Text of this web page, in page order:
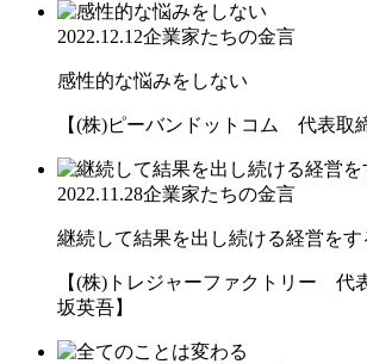
2022.12.12企業家たちの金言
感性的な悩みをしない
【(株)ピーバンドットコム 代表取
2022.11.28企業家たちの金言
継続して結果を出し続ける経営をす
【(株)トレジャーファクトリー
坂英吾】